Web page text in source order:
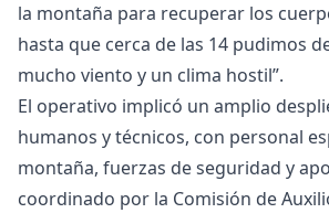
la montaña para recuperar los
hasta que cerca de las 14 pudimos
mucho viento y un clima hostil”.
El operativo implicó un amplio
humanos y técnicos, con personal
montaña, fuerzas de seguridad y
coordinado por la Comisión de